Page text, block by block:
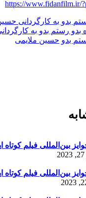
https://www.fidanfilm.ir/
بدو به کارگردانی
بدو رستم بدو به
بدو حسین ملایمی
فیلم کوتاه
فیلم کوتاه